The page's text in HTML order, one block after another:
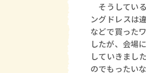
そうしてい
ングドレスは
などで買った
したが、会場
していきまし
のでもったい